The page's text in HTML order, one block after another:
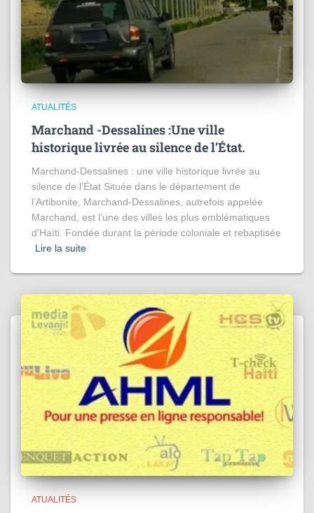
ATUALITÉS
Marchand -Dessalines :Une ville
historique livrée au silence de l’État.
Marchand-Dessalines : une ville historique livrée au
silence de l’État Située dans le département de
l’Artibonite, Marchand-Dessalines, autrefois appelée
Marchand, est l’une des villes les plus emblématiques
d’Haïti. Fondée durant la période coloniale et rebaptisée
Lire la suite
ATUALITÉS